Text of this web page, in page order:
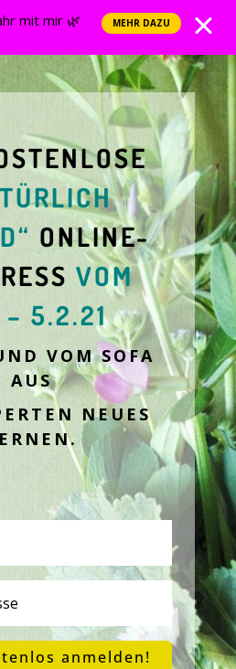
mit mir 🌿 MEHR DAZU
ONLINE-
VOM
– 5.2.21
VOM SOFA
AUS
NEUES
anmelden!